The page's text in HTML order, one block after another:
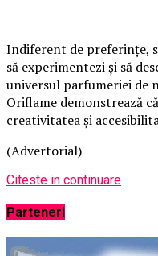
Indiferent de preferințe,
să experimentezi și să
universul parfumeriei de
Oriflame demonstrează
creativitatea și
(Advertorial)
Citeste in continuare
Parteneri